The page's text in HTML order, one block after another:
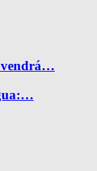
vendrá…